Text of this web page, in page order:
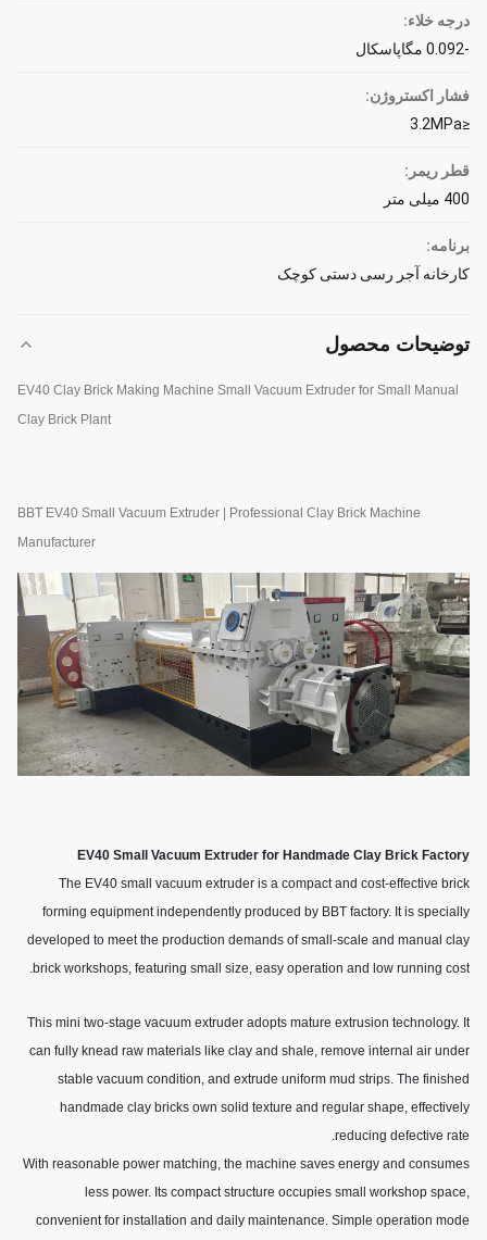
درجه خلاء:
-0.092 مگاپاسکال
فشار اکستروژن:
≤3.2MPa
قطر ریمر:
400 میلی متر
برنامه:
کارخانه آجر رسی دستی کوچک
توضیحات محصول
EV40 Clay Brick Making Machine Small Vacuum Extruder for Small Manual
Clay Brick Plant
BBT EV40 Small Vacuum Extruder | Professional Clay Brick Machine
Manufacturer
EV40 Small Vacuum Extruder for Handmade Clay Brick Factory
The EV40 small vacuum extruder is a compact and cost-effective brick
forming equipment independently produced by BBT factory. It is specially
developed to meet the production demands of small-scale and manual clay
brick workshops, featuring small size, easy operation and low running cost.
This mini two-stage vacuum extruder adopts mature extrusion technology. It
can fully knead raw materials like clay and shale, remove internal air under
stable vacuum condition, and extrude uniform mud strips. The finished
handmade clay bricks own solid texture and regular shape, effectively
reducing defective rate.
With reasonable power matching, the machine saves energy and consumes
less power. Its compact structure occupies small workshop space,
convenient for installation and daily maintenance. Simple operation mode